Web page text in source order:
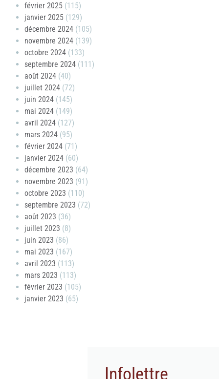
février 2025 (115)
janvier 2025 (129)
décembre 2024 (105)
novembre 2024 (139)
octobre 2024 (133)
septembre 2024 (111)
août 2024 (40)
juillet 2024 (72)
juin 2024 (145)
mai 2024 (149)
avril 2024 (127)
mars 2024 (95)
février 2024 (71)
janvier 2024 (60)
décembre 2023 (64)
novembre 2023 (91)
octobre 2023 (110)
septembre 2023 (72)
août 2023 (36)
juillet 2023 (8)
juin 2023 (86)
mai 2023 (167)
avril 2023 (113)
mars 2023 (113)
février 2023 (105)
janvier 2023 (65)
Infolettre